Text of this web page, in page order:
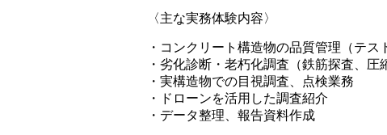
〈主な実務体験内容〉
・コンクリート構造物の品質管理（テス
・劣化診断・老朽化調査（鉄筋探査、圧
・実構造物での目視調査、点検業務
・ドローンを活用した調査紹介
・データ整理、報告資料作成